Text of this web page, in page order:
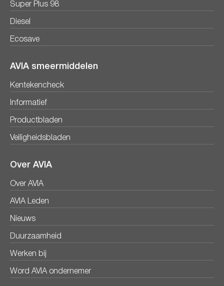
Super Plus 98
Diesel
Ecosave
AVIA smeermiddelen
Kentekencheck
Informatief
Productbladen
Veiligheidsbladen
Over AVIA
Over AVIA
AVIA Leden
Nieuws
Duurzaamheid
Werken bij
Word AVIA ondernemer